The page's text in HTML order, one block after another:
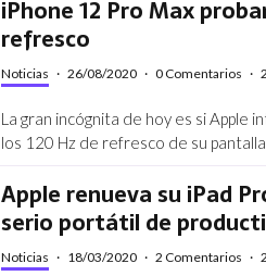
iPhone 12 Pro Max
refresco
Noticias · 26/08/2020 · 0 Comentarios ·
La gran incógnita de hoy es si Apple
los 120 Hz de refresco de su
Apple renueva su iPad
serio portátil de
Noticias · 18/03/2020 · 2 Comentarios ·